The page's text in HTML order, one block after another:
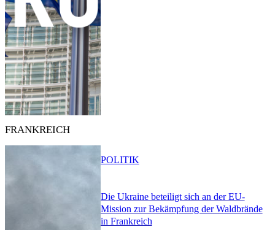
FRANKREICH
Die Ukraine beteiligt sich an der EU-
Mission zur Bekämpfung der Waldbrände
in Frankreich
POLITIK